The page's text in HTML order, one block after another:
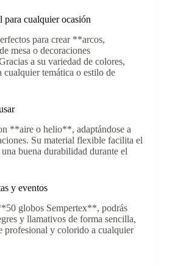
para cualquier ocasión
para crear **arcos,
mesa o decoraciones
a su variedad de colores,
cualquier temática o estilo de
**aire o helio**, adaptándose a
Su material flexible facilita el
buena durabilidad durante el
y eventos
globos Sempertex**, podrás
y llamativos de forma sencilla,
profesional y colorido a cualquier